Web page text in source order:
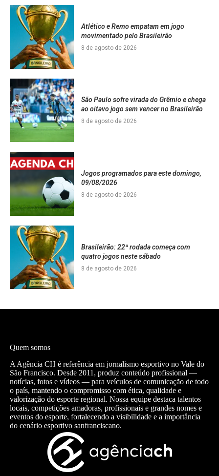
Atlético e Remo empatam em jogo
movimentado pelo Brasileirão
8 de agosto de 2026
São Paulo sofre virada do Grêmio e chega
ao oitavo jogo sem vencer no Brasileirão
8 de agosto de 2026
Jogos programados para este domingo,
09/08/2026
8 de agosto de 2026
Brasileirão: 22ª rodada começa com
quatro jogos neste sábado
8 de agosto de 2026
Quem somos
A Agência CH é referência em jornalismo esportivo no Vale do
São Francisco. Desde 2011, produz conteúdo profissional —
notícias, fotos e vídeos — para veículos de comunicação de todo
o país, mantendo o compromisso com ética, qualidade e
valorização do esporte regional. Nossa equipe destaca talentos
locais, competições amadoras, profissionais e grandes nomes e
eventos do esporte, fortalecendo a visibilidade e a importância
do cenário esportivo sanfranciscano.